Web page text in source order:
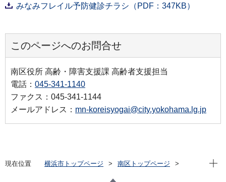
みなみフレイル予防健診チラシ（PDF：347KB）
このページへのお問合せ
南区役所 高齢・障害支援課 高齢者支援担当
電話： 045-341-1140
ファクス：045-341-1144
メールアドレス： mn-koreisyogai@city.yokohama.lg.jp
現在位置 横浜市トップページ
南区トップページ
現在